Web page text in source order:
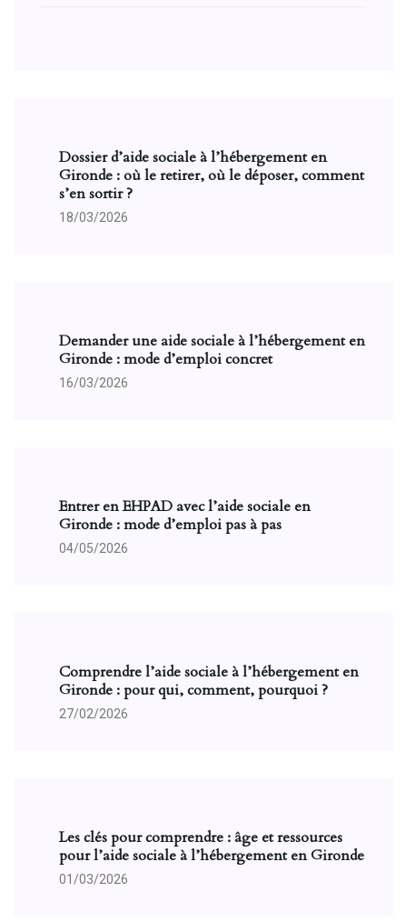
Dossier d’aide sociale à l’hébergement en
Gironde : où le retirer, où le déposer, comment
s’en sortir ?
18/03/2026
Demander une aide sociale à l’hébergement en
Gironde : mode d’emploi concret
16/03/2026
Entrer en EHPAD avec l’aide sociale en
Gironde : mode d’emploi pas à pas
04/05/2026
Comprendre l’aide sociale à l’hébergement en
Gironde : pour qui, comment, pourquoi ?
27/02/2026
Les clés pour comprendre : âge et ressources
pour l’aide sociale à l’hébergement en Gironde
01/03/2026